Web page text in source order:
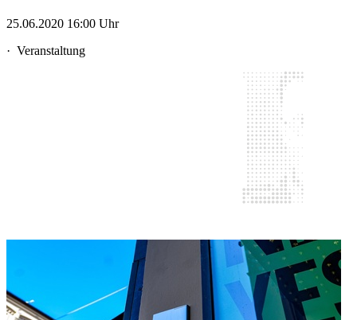
25.06.2020 16:00 Uhr
· Veranstaltung